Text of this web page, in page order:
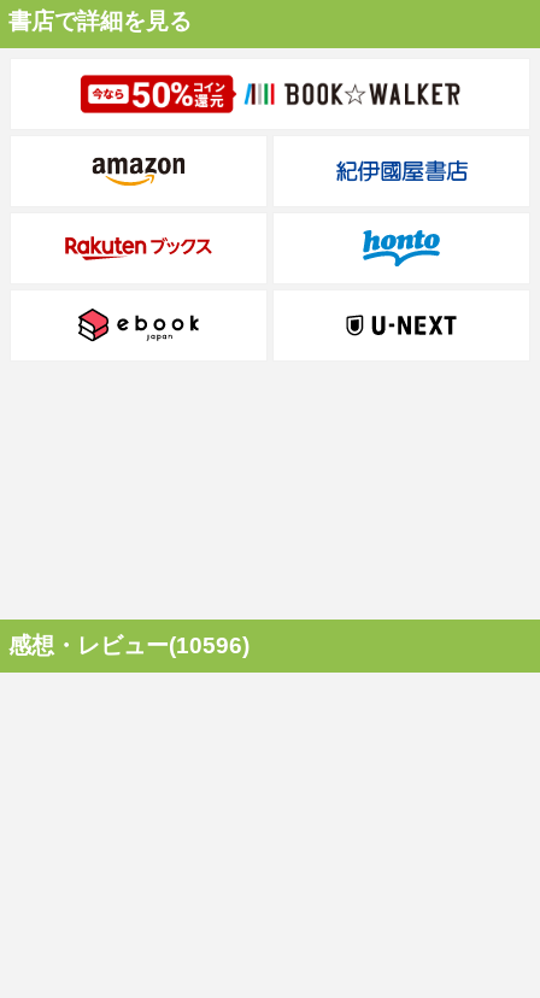
書店で詳細を見る
感想・レビュー(10596)